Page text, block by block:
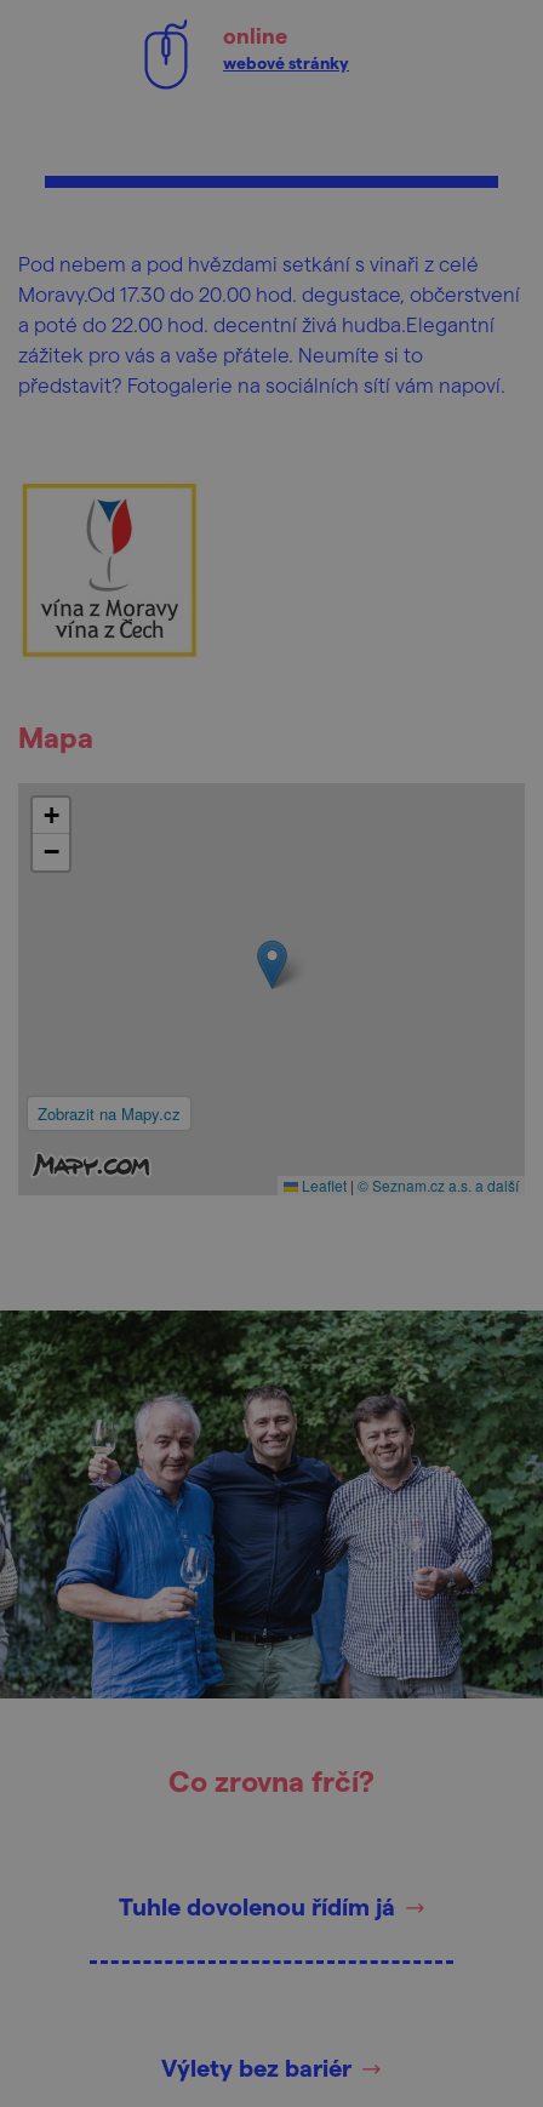
online
webové stránky
Pod nebem a pod hvězdami setkání s vinaři z celé
Moravy.Od 17.30 do 20.00 hod. degustace, občerstvení
a poté do 22.00 hod. decentní živá hudba.Elegantní
zážitek pro vás a vaše přátele. Neumíte si to
představit? Fotogalerie na sociálních sítí vám napoví.
Mapa
Zobrazit na Mapy.cz
+
−
Leaflet | © Seznam.cz a.s. a další
Co zrovna frčí?
Tuhle dovolenou řídím já
Výlety bez bariér